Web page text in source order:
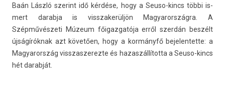
Baán László szerint idő kérdése, hogy a Seuso-kincs többi is­
mert darab­ja is visszakerül­jön Magyarország­ra. A
Szépművészeti Múzeum főigaz­gatója erről szerdán beszélt
újságíróknak azt követően, hogy a kormányfő be­jelen­tette: a
Magyarország visszas­zerez­te és hazas­zállítot­ta a Seuso-kincs
hét darab­ját.